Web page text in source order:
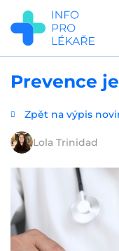
Přejít
hlavnímu
obsahu
Prevence
Zpět na výpis
Lola Trinidad